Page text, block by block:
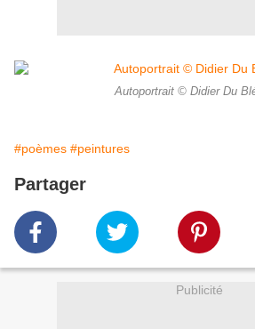
Autoportrait © Didier Du
#poèmes #peintures
Partager
Publicité